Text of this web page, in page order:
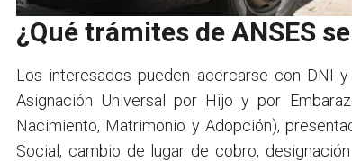
¿Qué trámites de ANSES
Los interesados pueden acercarse con DNI
Asignación Universal por Hijo y por
Nacimiento, Matrimonio y Adopción),
Social, cambio de lugar de cobro,